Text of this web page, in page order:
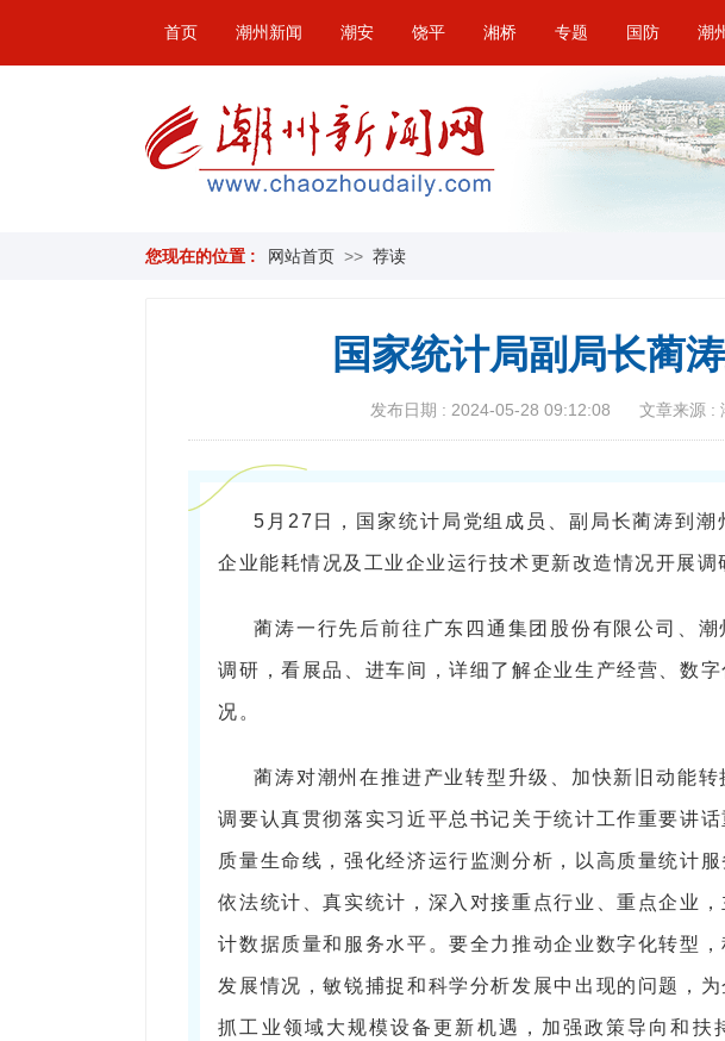
首页 潮州新闻 潮安 饶平 湘桥 专题 国防 潮
您现在的位置 : 网站首页 >> 荐读
国家统计局副局长蔺
发布日期 : 2024-05-28 09:12:08 文章来源 :
5月27日，国家统计局党组成员、副局长蔺涛到
企业能耗情况及工业企业运行技术更新改造情况开展调
蔺涛一行先后前往广东四通集团股份有限公司、
调研，看展品、进车间，详细了解企业生产经营、数
况。
蔺涛对潮州在推进产业转型升级、加快新旧动能
调要认真贯彻落实习近平总书记关于统计工作重要讲
质量生命线，强化经济运行监测分析，以高质量统计
依法统计、真实统计，深入对接重点行业、重点企业
计数据质量和服务水平。要全力推动企业数字化转型
发展情况，敏锐捕捉和科学分析发展中出现的问题，
抓工业领域大规模设备更新机遇，加强政策导向和扶